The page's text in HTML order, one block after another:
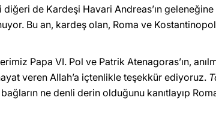
diğeri de Kardeşi Havari Andreas’ın
Bu an, kardeş olan, Roma ve
Papa VI. Pol ve Patrik Atenagoras’ın,
veren Allah’a içtenlikle teşekkür ediyoruz.
ne denli derin olduğunu kanıtlayıp